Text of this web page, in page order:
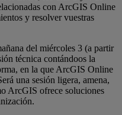
con ArcGIS Online
y resolver vuestras
del miércoles 3 (a partir
técnica contándoos la
en la que ArcGIS Online
una sesión ligera, amena,
ArcGIS ofrece soluciones